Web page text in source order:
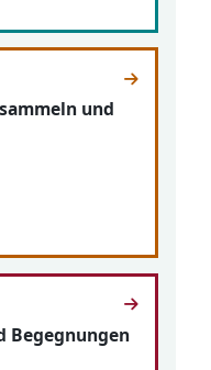
und
Begegnungen